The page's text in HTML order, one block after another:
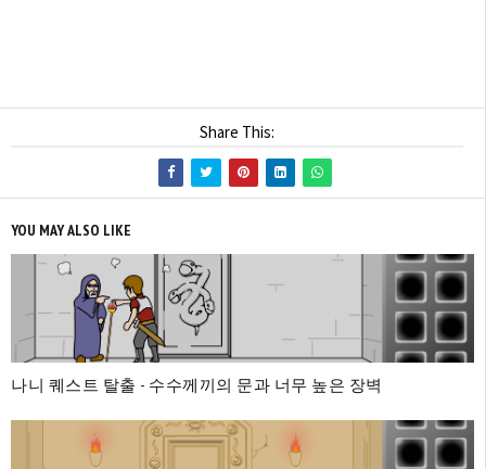
Share This:
YOU MAY ALSO LIKE
나니 퀘스트 탈출 - 수수께끼의 문과 너무 높은 장벽